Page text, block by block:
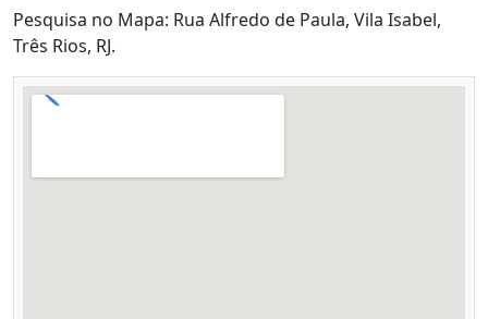
Pesquisa no Mapa: Rua Alfredo de Paula, Vila Isabel,
Três Rios, RJ.